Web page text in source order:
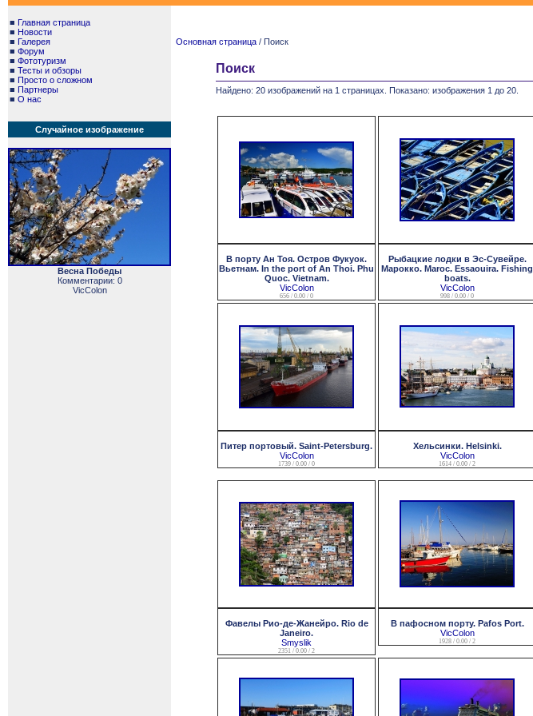
■ Главная страница
■ Новости
■ Галерея
■ Форум
■ Фототуризм
■ Тесты и обзоры
■ Просто о сложном
■ Партнеры
■ О нас
Случайное изображение
Весна Победы
Комментарии: 0
VicColon
Основная страница / Поиск
Поиск
Найдено: 20 изображений на 1 страницах. Показано: изображения 1 до 20.
В порту Ан Тоя. Остров Фукуок.
Вьетнам. In the port of An Thoi. Phu
Quoc. Vietnam.
VicColon
656 / 0.00 / 0
Рыбацкие лодки в Эс-Сувейре.
Марокко. Maroc. Essaouira. Fishing
boats.
VicColon
998 / 0.00 / 0
Питер портовый. Saint-Petersburg.
VicColon
1739 / 0.00 / 0
Хельсинки. Helsinki.
VicColon
1614 / 0.00 / 2
Фавелы Рио-де-Жанейро. Rio de
Janeiro.
Smyslik
2351 / 0.00 / 2
В пафосном порту. Pafos Port.
VicColon
1928 / 0.00 / 2